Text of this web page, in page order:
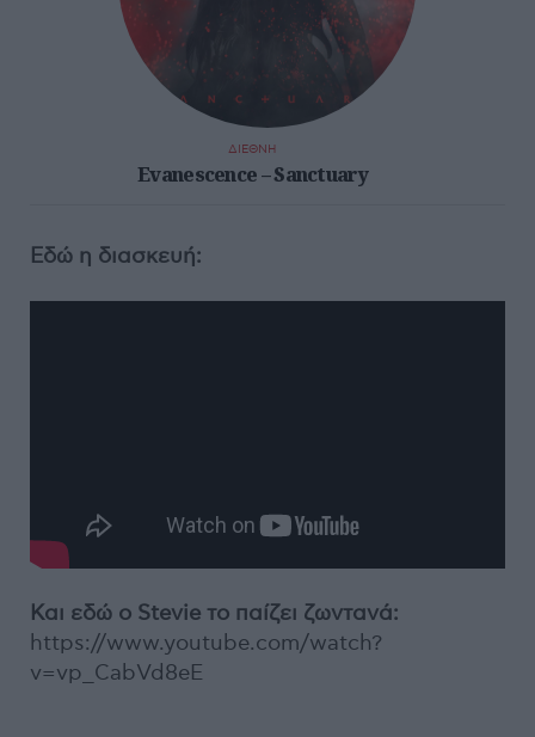
ΔΙΕΘΝΗ
Evanescence – Sanctuary
Εδώ η διασκευή:
Και εδώ ο Stevie το παίζει ζωντανά:
https://www.youtube.com/watch?
v=vp_CabVd8eE